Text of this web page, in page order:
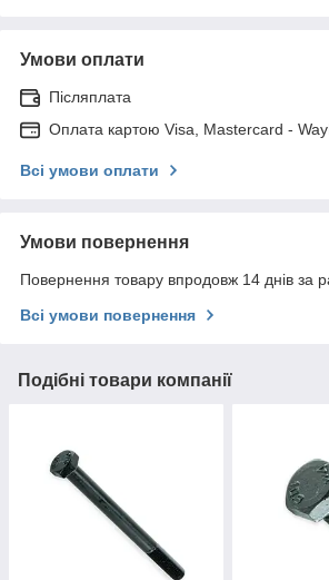
Умови оплати
Післяплата
Оплата картою Visa, Mastercard -
Всі умови оплати
Умови повернення
Повернення товару впродовж 14 днів за
Всі умови повернення
Подібні товари компанії